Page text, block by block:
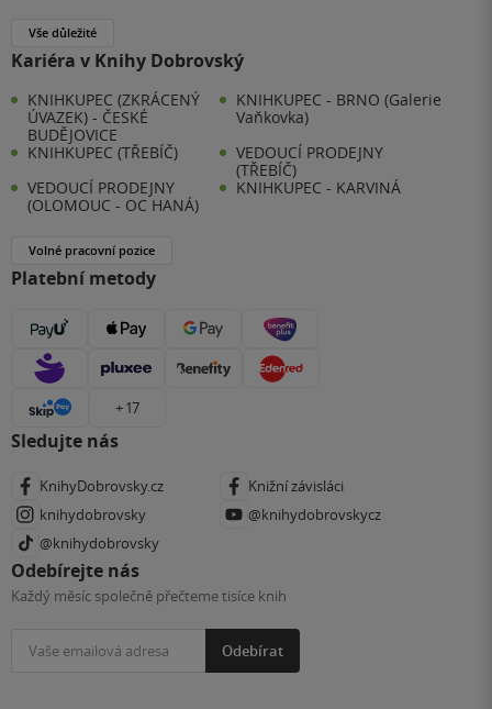
Vše důležité
Kariéra v Knihy Dobrovský
KNIHKUPEC (ZKRÁCENÝ
ÚVAZEK) - ČESKÉ
BUDĚJOVICE
KNIHKUPEC - BRNO (Galerie
Vaňkovka)
KNIHKUPEC (TŘEBÍČ)
VEDOUCÍ PRODEJNY
(TŘEBÍČ)
VEDOUCÍ PRODEJNY
(OLOMOUC - OC HANÁ)
KNIHKUPEC - KARVINÁ
Volné pracovní pozice
Platební metody
+ 17
Sledujte nás
KnihyDobrovsky.cz
Knižní závisláci
knihydobrovsky
@knihydobrovskycz
@knihydobrovsky
Odebírejte nás
Každý měsíc společně přečteme tisíce knih
Odebírat